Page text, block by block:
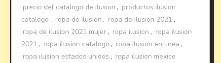
precio del catalogo de ilusion , productos ilusion
catalogo , ropa de ilusion , ropa de ilusion 2021 ,
ropa de ilusion 2021 mujer , ropa ilusion , ropa ilusion
2021 , ropa ilusion catalogo , ropa ilusion en linea ,
ropa ilusion estados unidos , ropa ilusion mexico